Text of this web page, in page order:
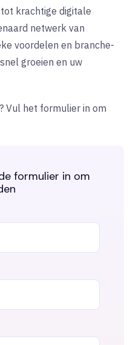
krachtige digitale
netwerk van
voordelen en branche-
groeien en uw
Vul het formulier in om
formulier in om